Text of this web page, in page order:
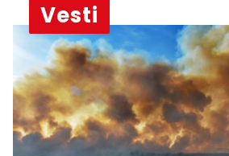
Vesti